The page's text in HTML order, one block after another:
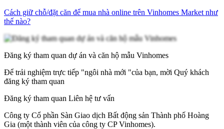
Cách giữ chỗ/đặt căn để mua nhà online trên Vinhomes Market như
thế nào?
Đăng ký tham quan dự án và căn hộ mẫu Vinhomes
Để trải nghiệm trực tiếp "ngôi nhà mới "của bạn, mời Quý khách
đăng ký tham quan
Đăng ký tham quan Liên hệ tư vấn
Công ty Cổ phần Sàn Giao dịch Bất động sản Thành phố Hoàng
Gia (một thành viên của công ty CP Vinhomes).